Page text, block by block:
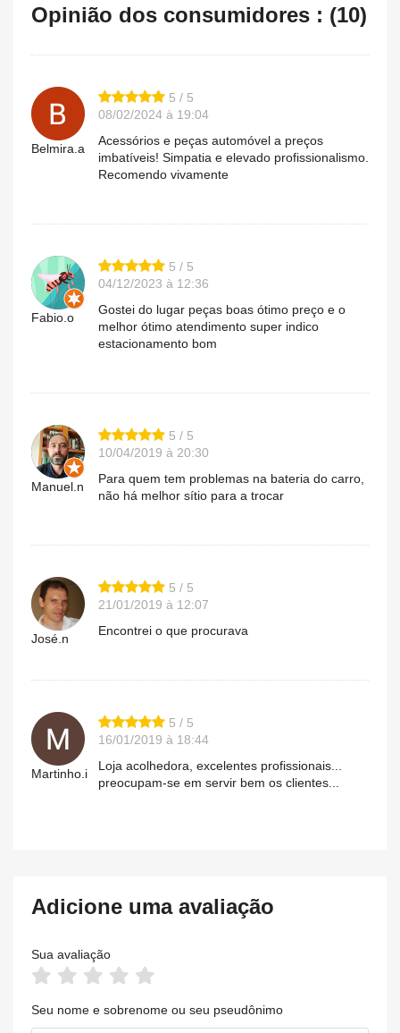
Opinião dos consumidores : (10)
Belmira.a
5 / 5
08/02/2024 à 19:04
Acessórios e peças automóvel a preços
imbatíveis! Simpatia e elevado profissionalismo.
Recomendo vivamente
Fabio.o
5 / 5
04/12/2023 à 12:36
Gostei do lugar peças boas ótimo preço e o
melhor ótimo atendimento super indico
estacionamento bom
Manuel.n
5 / 5
10/04/2019 à 20:30
Para quem tem problemas na bateria do carro,
não há melhor sítio para a trocar
José.n
5 / 5
21/01/2019 à 12:07
Encontrei o que procurava
Martinho.i
5 / 5
16/01/2019 à 18:44
Loja acolhedora, excelentes profissionais...
preocupam-se em servir bem os clientes...
Adicione uma avaliação
Sua avaliação
Seu nome e sobrenome ou seu pseudônimo